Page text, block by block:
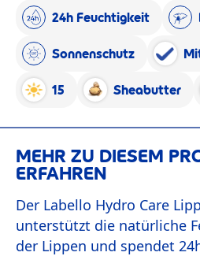
24h Feuchtigkeit
Sonnenschutz
15 Sheabutter
MEHR ZU DIESEM
ERFAHREN
Der Labello Hydro Care
unterstützt die natürliche
der Lippen und spendet